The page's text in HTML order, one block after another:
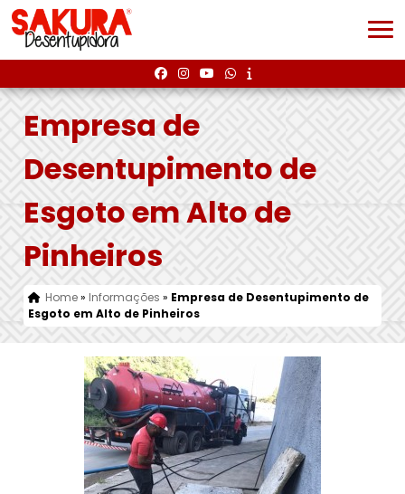
Empresa de
Desentupimento de
Esgoto em Alto de
Pinheiros
Home» Informações » Empresa de Desentupimento de
Esgoto em Alto de Pinheiros